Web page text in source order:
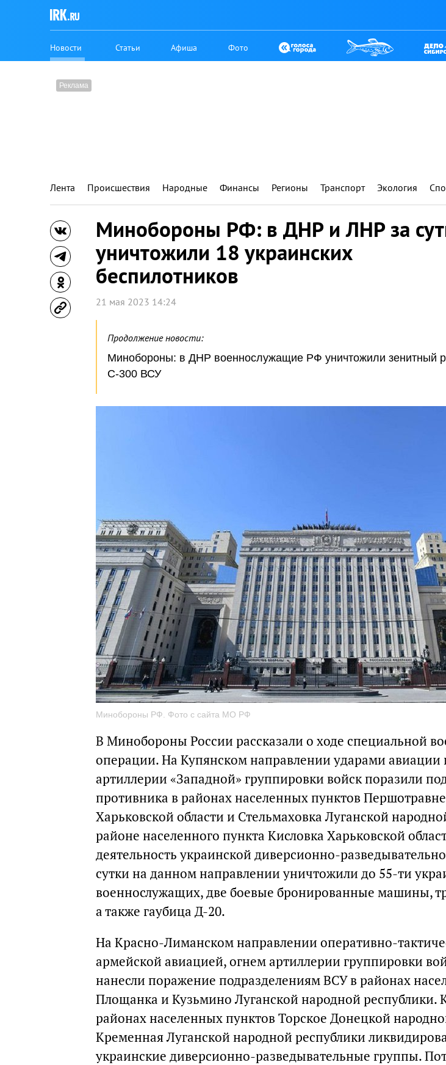
Новости Статьи Афиша Фото
Лента Происшествия Народные Финансы Регионы Транспорт Экология
Минобороны РФ: в ДНР и ЛНР за
уничтожили 18 украинских
беспилотников
21 мая 2023 14:24
Продолжение новости:
Минобороны: в ДНР военнослужащие РФ уничтожили зенитный
С-300 ВСУ
Минобороны РФ. Фото с сайта МО РФ
В Минобороны России рассказали о ходе специальной
операции. На Купянском направлении ударами авиации
артиллерии «Западной» группировки войск поразили
противника в районах населенных пунктов
Харьковской области и Стельмаховка Луганской
районе населенного пункта Кисловка Харьковской
деятельность украинской диверсионно-
сутки на данном направлении уничтожили до 55-ти
военнослужащих, две боевые бронированные машины,
а также гаубица Д-20.
На Красно-Лиманском направлении оперативно-
армейской авиацией, огнем артиллерии группировки
нанесли поражение подразделениям ВСУ в районах
Площанка и Кузьмино Луганской народной республики.
районах населенных пунктов Торское Донецкой
Кременная Луганской народной республики
украинские диверсионно-разведывательные группы.